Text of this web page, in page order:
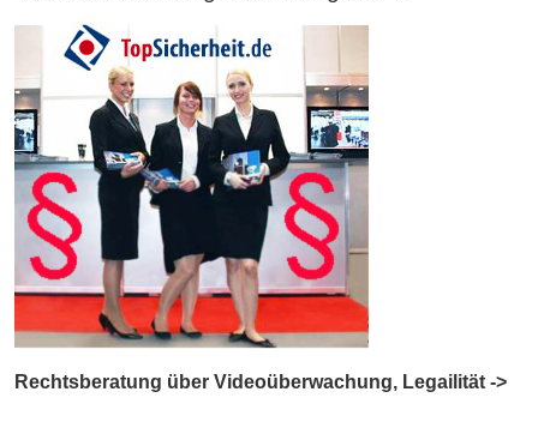
Rechtsberatung über Videoüberwachung, Legailität ->